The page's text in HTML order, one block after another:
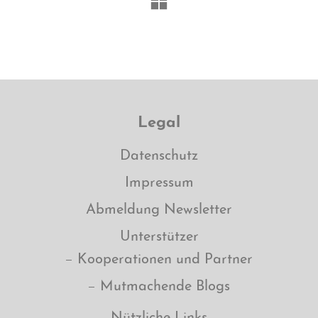
Legal
Datenschutz
Impressum
Abmeldung Newsletter
Unterstützer
Kooperationen und Partner
Mutmachende Blogs